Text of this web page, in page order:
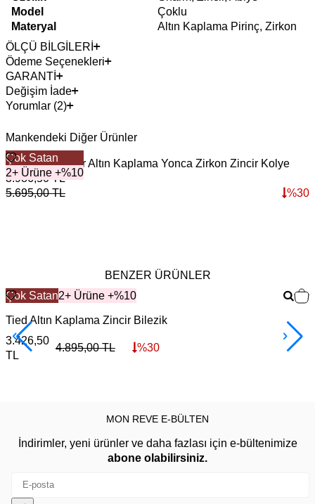
Model
Çoklu
Materyal
Altın Kaplama Pirinç, Zirkon
ÖLÇÜ BİLGİLERİ
Ödeme Seçenekleri
GARANTİ
Değişim İade
Yorumlar (2)
Mankendeki Diğer Ürünler
Çok Satan
2+ Ürüne +%10
Blessed Choker Altın Kaplama Yonca Zirkon Zincir Kolye
3.986,50TL
5.695,00TL %30
BENZER ÜRÜNLER
Çok Satan2+ Ürüne +%10
Tied Altın Kaplama Zincir Bilezik
3.426,50
TL
4.895,00TL %30
MON REVE E-BÜLTEN
İndirimler, yeni ürünler ve daha fazlası için e-bültenimize
abone olabilirsiniz.